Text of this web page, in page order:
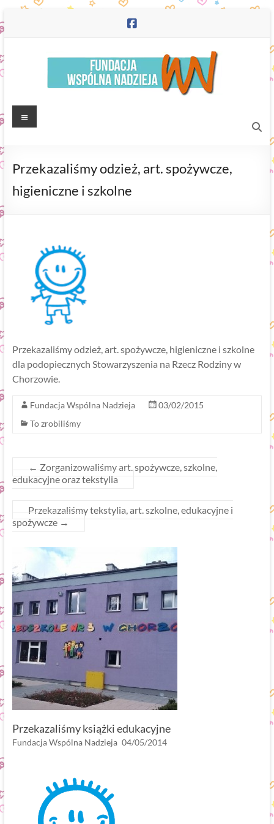
to
Fundacja
Nadzieja"
Menu
Przekazaliśmy odzież, art. spożywcze,
higieniczne i szkolne
Przekazaliśmy odzież, art. spożywcze, higieniczne i szkolne
dla podopiecznych Stowarzyszenia na Rzecz Rodziny w
Chorzowie.
Fundacja Wspólna Nadzieja
03/02/2015
To zrobiliśmy
← Zorganizowaliśmy art. spożywcze, szkolne,
edukacyjne oraz tekstylia
Przekazaliśmy tekstylia, art. szkolne, edukacyjne i
spożywcze →
Przekazaliśmy książki edukacyjne
Fundacja Wspólna Nadzieja 04/05/2014